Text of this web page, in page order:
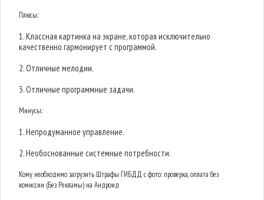
Плюсы:
1. Классная картинка на экране, которая исключительно
качественно гармонирует с программой.
2. Отличные мелодии.
3. Отличные программные задачи.
Минусы:
1. Непродуманное управление.
2. Необоснованные системные потребности.
Кому необходимо загрузить Штрафы ГИБДД с фото: проверка, оплата без
комиссии (Без Рекламы) на Андроид